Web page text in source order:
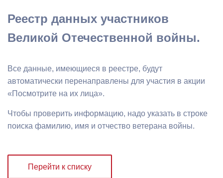
Реестр данных участников
Великой Отечественной войны.
Все данные, имеющиеся в реестре, будут
автоматически перенаправлены для участия в акции
«Посмотрите на их лица».
Чтобы проверить информацию, надо указать в строке
поиска фамилию, имя и отчество ветерана войны.
Перейти к списку